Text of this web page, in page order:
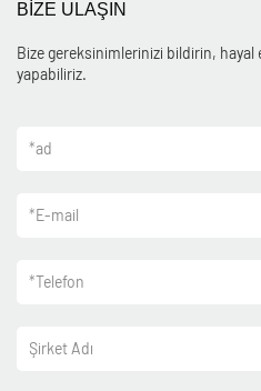
BİZE ULAŞIN
Bize gereksinimlerinizi bildirin, hayal
yapabiliriz.
*ad
*E-mail
*Telefon
Şirket Adı